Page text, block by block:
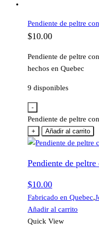
Pendiente de peltre
$10.00
Pendiente de peltre
hechos en Quebec
9 disponibles
-
Pendiente de peltre
+ Añadir al carrito
Pendiente de
$10.00
Fabricado en Quebec,
Añadir al carrito
Quick View